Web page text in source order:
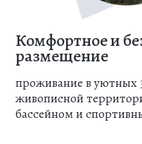
Комфортное и
размещение
проживание в уютных
живописной
бассейном и